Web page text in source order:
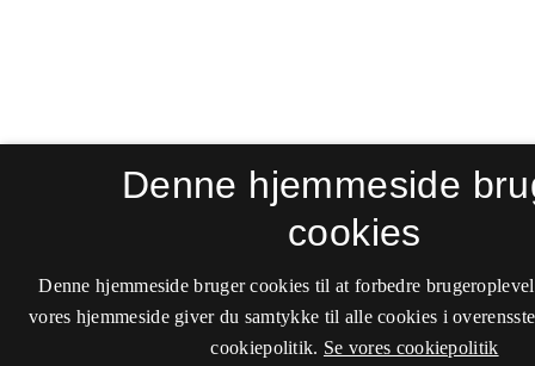
Denne hjemmeside
cookies
Denne hjemmeside bruger cookies til at forbedre
vores hjemmeside giver du samtykke til alle cookies i
cookiepolitik. Se vores cookiepolitik